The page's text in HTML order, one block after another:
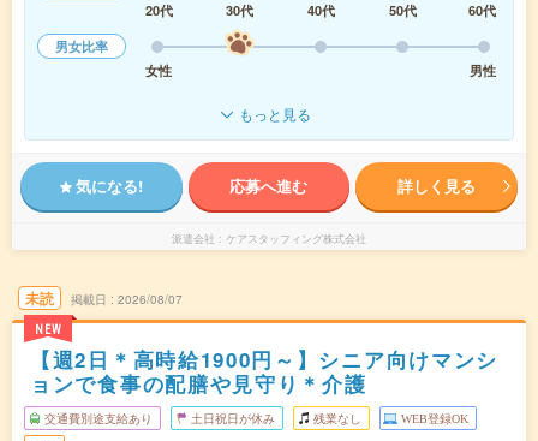
20代
30代 40代 50代
60代
男女比率
女性
男性
もっと見る
気になる! 応募へ進む 詳しく見る
派遣会社 ケアスタッフィング株式会社
未読
NEW
掲載日 2026/08/07
【週2日＊高時給1900円～】シニア向けマンシ
ョンで食事の配膳や見守り＊介護
交通費別途支給あり 土日祝日が休み 残業なし WEB登録OK